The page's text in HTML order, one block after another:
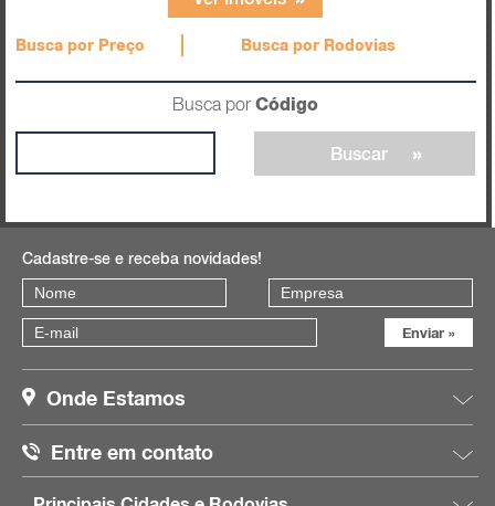
Busca por Preço Busca por Rodovias
Busca porCódigo
Cadastre-se e receba novidades!
Onde Estamos
Entre em contato